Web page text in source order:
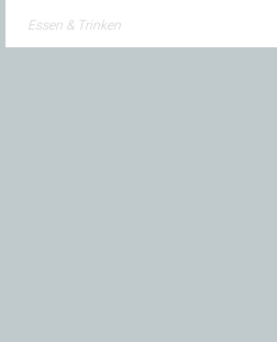
Essen & Trinken